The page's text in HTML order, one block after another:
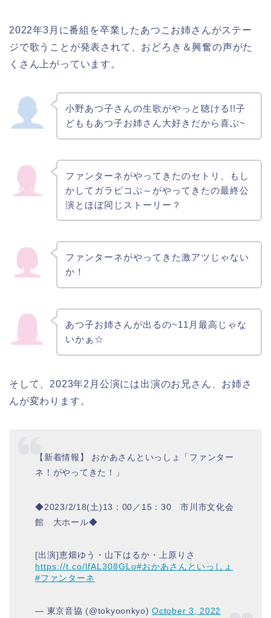
2022年3月に番組を卒業したあつこお姉さんがステー
ジで歌うことが発表されて、おどろき＆興奮の声がた
くさん上がっています。
小野あつ子さんの生歌がやっと聴ける!!子
どももあつ子お姉さん大好きだから喜ぶ~
ファンターネがやってきたのセトリ、もし
かしてガラピコぷ～がやってきたの最終公
演とほぼ同じストーリー？
ファンターネがやってきた激アツじゃない
か！
あつ子お姉さんが出るの~11月最高じゃな
いかぁ☆
そして、2023年2月公演には出演のお兄さん、お姉さ
んが変わります。
【新着情報】 おかあさんといっしょ「ファンター
ネ！がやってきた！」
◆2023/2/18(土)13：00／15：30 市川市文化会
館 大ホール◆
[出演]恵畑ゆう・山下はるか・上原りさ
https://t.co/lfAL308GLo#おかあさんといっしょ
#ファンターネ
— 東京音協 (@tokyoonkyo)October 3, 2022